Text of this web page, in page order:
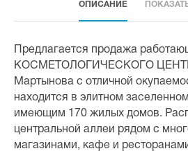
ОПИСАНИЕ
Предлагается продажа
КОСМЕТОЛОГИЧЕСКОГО
Мартынова с отличной
находится в элитном
имеющим 170 жилых домов.
центральной аллеи рядом с
магазинами, кафе и